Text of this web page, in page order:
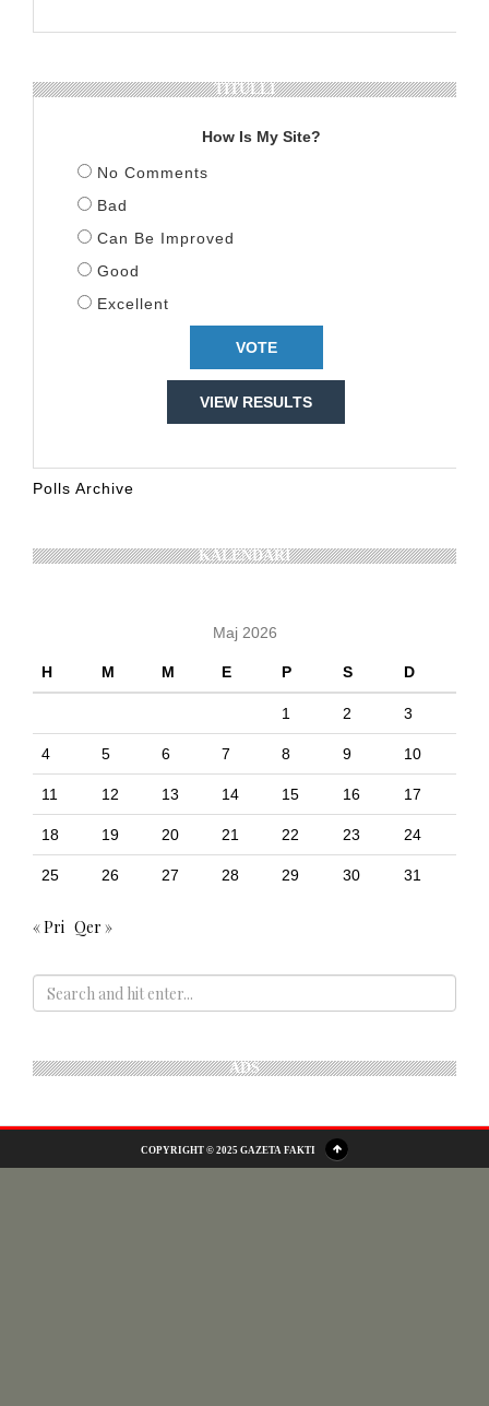
TITULLI
How Is My Site?
No Comments
Bad
Can Be Improved
Good
Excellent
VIEW RESULTS
Polls Archive
KALENDARI
Maj 2026
H M M E P S D
1 2 3
4 5 6 7 8 9 10
11 12 13 14 15 16 17
18 19 20 21 22 23 24
25 26 27 28 29 30 31
« Pri Qer »
ADS
COPYRIGHT © 2025 GAZETA FAKTI